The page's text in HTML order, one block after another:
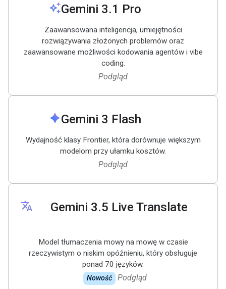
auto_awesomeGemini 3.1 Pro
Zaawansowana inteligencja, umiejętności
rozwiązywania złożonych problemów oraz
zaawansowane możliwości kodowania agentów i vibe
coding.
Podgląd
sparkGemini 3 Flash
Wydajność klasy Frontier, która dorównuje większym
modelom przy ułamku kosztów.
Podgląd
translate Gemini 3.5 Live Translate
Model tłumaczenia mowy na mowę w czasie
rzeczywistym o niskim opóźnieniu, który obsługuje
ponad 70 języków.
Nowość Podgląd